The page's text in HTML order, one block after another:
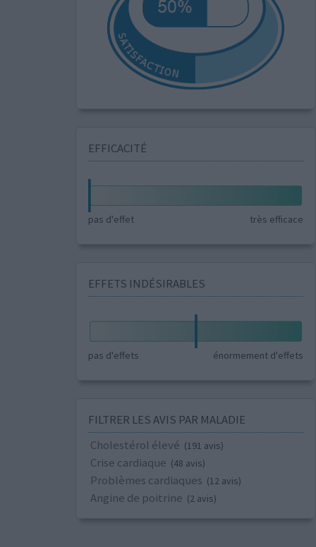
EFFICACITÉ
pas d'effet très efficace
EFFETS INDÉSIRABLES
pas d'effets énormement d'effets
FILTRER LES AVIS PAR MALADIE
Cholestérol élevé (191 avis)
Crise cardiaque (48 avis)
Problèmes cardiaques (12 avis)
Angine de poitrine (2 avis)